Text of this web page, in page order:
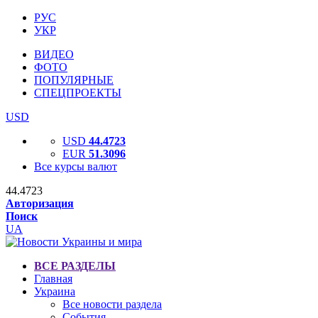
РУС
УКР
ВИДЕО
ФОТО
ПОПУЛЯРНЫЕ
СПЕЦПРОЕКТЫ
USD
USD 44.4723
EUR 51.3096
Все курсы валют
44.4723
Авторизация
Поиск
UA
ВСЕ РАЗДЕЛЫ
Главная
Украина
Все новости раздела